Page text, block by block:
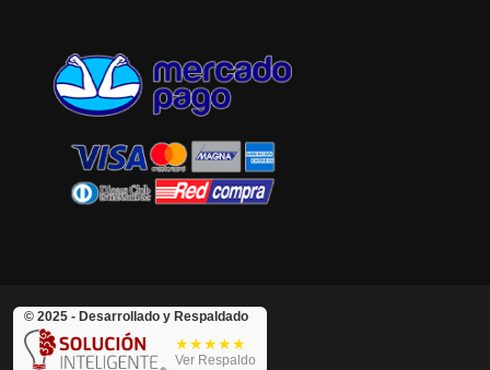
© 2025 - Desarrollado y Respaldado
★★★★★
Ver Respaldo